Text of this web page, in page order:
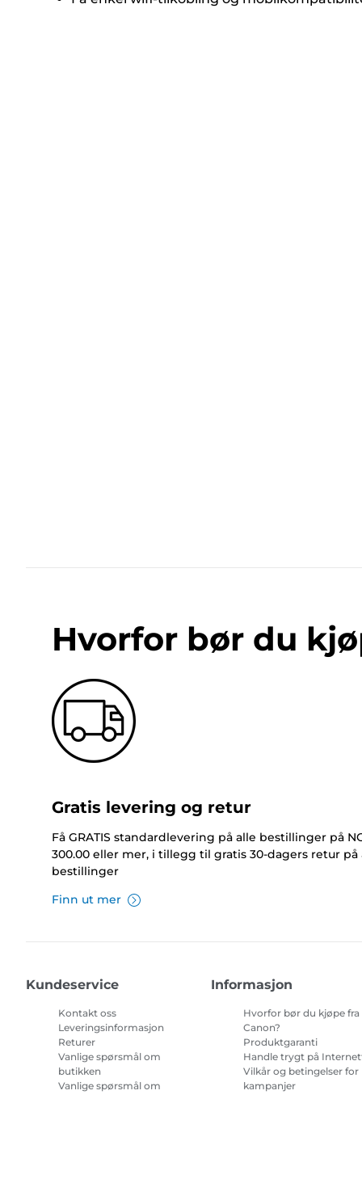
Hvorfor bør du
Gratis levering og retur
Få GRATIS standardlevering på alle bestillinger på
300.00 eller mer, i tillegg til gratis 30-dagers retur på
bestillinger
Finn ut mer
Kundeservice
Kontakt oss
Leveringsinformasjon
Returer
Vanlige spørsmål om
butikken
Vanlige spørsmål om
Informasjon
Hvorfor bør du kjøpe fra
Canon?
Produktgaranti
Handle trygt på
Vilkår og betingelser for
kampanjer